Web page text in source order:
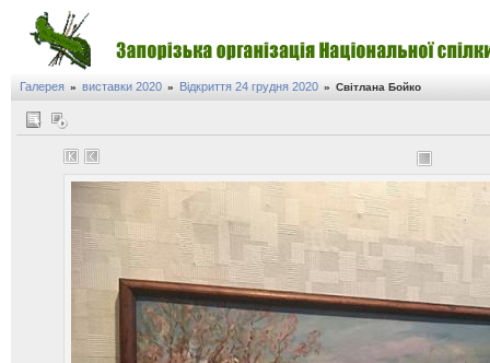
Галерея » виставки 2020 » Відкриття 24 грудня 2020 » Світлана Бойко